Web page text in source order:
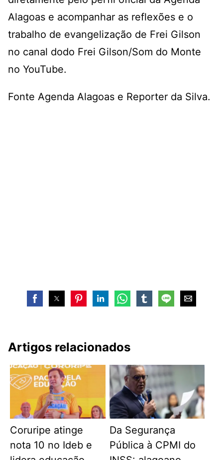
Alagoas e acompanhar as reflexões e o
trabalho de evangelização de Frei Gilson
no canal dodo Frei Gilson/Som do Monte
no YouTube.
Fonte Agenda Alagoas e Reporter da Silva.
Artigos relacionados
Coruripe atinge
nota 10 no Ideb e
Da Segurança
Pública à CPMI do